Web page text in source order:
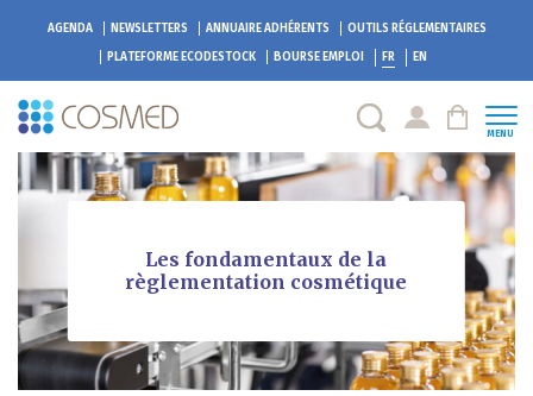
AGENDA NEWSLETTERS ANNUAIRE ADHÉRENTS
OUTILS RÉGLEMENTAIRES
PLATEFORME ECODESTOCK BOURSE EMPLOI FR EN
MENU
Les fondamentaux de la
règlementation cosmétique